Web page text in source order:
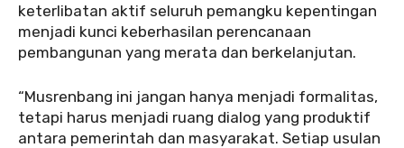
keterlibatan aktif seluruh pemangku kepentingan
menjadi kunci keberhasilan perencanaan
pembangunan yang merata dan berkelanjutan.
“Musrenbang ini jangan hanya menjadi formalitas,
tetapi harus menjadi ruang dialog yang produktif
antara pemerintah dan masyarakat. Setiap usulan